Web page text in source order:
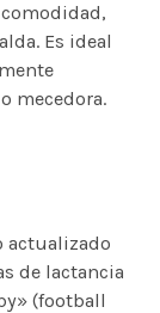
Es ideal
mecedora.
actualizado
de lactancia
(football